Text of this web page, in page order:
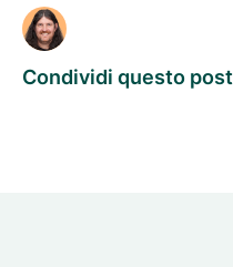
Condividi questo post